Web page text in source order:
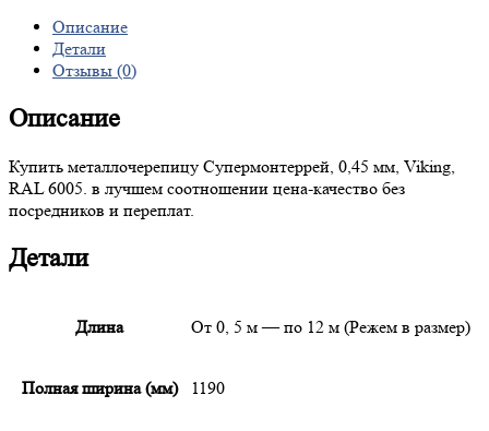
Описание
Детали
Отзывы (0)
Описание
Купить металлочерепицу Супермонтеррей, 0,45 мм, Viking,
RAL 6005. в лучшем соотношении цена-качество без
посредников и переплат.
Детали
Длина От 0, 5 м — по 12 м (Режем в размер)
Полная ширина (мм) 1190